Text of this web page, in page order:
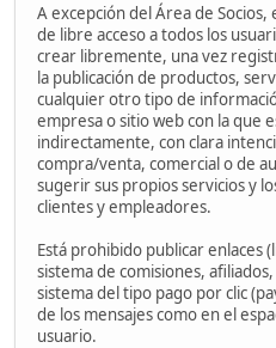
A excepción del Área de
de libre acceso a todos los
crear libremente, una vez
la publicación de productos,
cualquier otro tipo de
empresa o sitio web con la que
indirectamente, con clara
compra/venta, comercial o de
sugerir sus propios servicios y
clientes y empleadores.
Está prohibido publicar enlaces
sistema de comisiones,
sistema del tipo pago por clic
de los mensajes como en el
usuario.